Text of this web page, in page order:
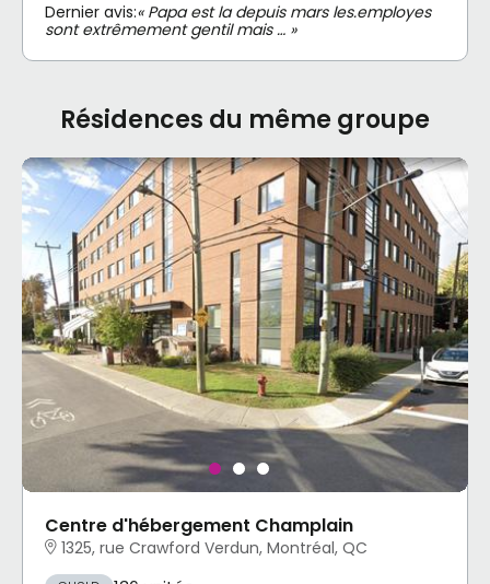
Dernier avis:« Papa est la depuis mars les.employes
sont extrêmement gentil mais … »
Résidences du même groupe
Centre d'hébergement Champlain
1325, rue Crawford Verdun, Montréal, QC